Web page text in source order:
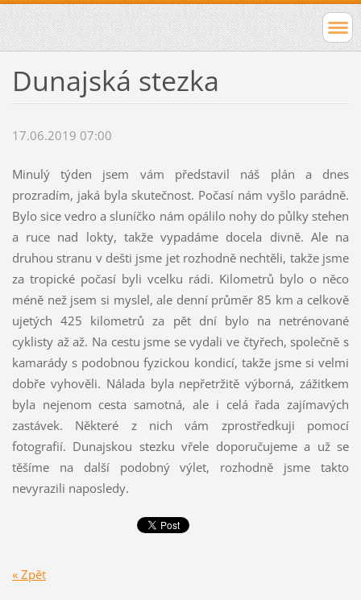
Dunajská stezka
17.06.2019 07:00
Minulý týden jsem vám představil náš plán a dnes
prozradím, jaká byla skutečnost. Počasí nám vyšlo parádně.
Bylo sice vedro a sluníčko nám opálilo nohy do půlky stehen
a ruce nad lokty, takže vypadáme docela divně. Ale na
druhou stranu v dešti jsme jet rozhodně nechtěli, takže jsme
za tropické počasí byli vcelku rádi. Kilometrů bylo o něco
méně než jsem si myslel, ale denní průměr 85 km a celkově
ujetých 425 kilometrů za pět dní bylo na netrénované
cyklisty až až. Na cestu jsme se vydali ve čtyřech, společně s
kamarády s podobnou fyzickou kondicí, takže jsme si velmi
dobře vyhověli. Nálada byla nepřetržitě výborná, zážitkem
byla nejenom cesta samotná, ale i celá řada zajímavých
zastávek. Některé z nich vám zprostředkuji pomocí
fotografií. Dunajskou stezku vřele doporučujeme a už se
těšíme na další podobný výlet, rozhodně jsme takto
nevyrazili naposledy.
« Zpět